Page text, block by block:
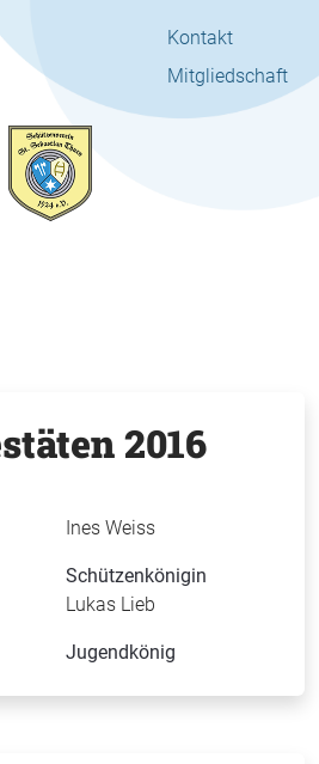
Kontakt
Mitgliedschaft
2016
Ines Weiss
Schützenkönigin
Lukas Lieb
Jugendkönig